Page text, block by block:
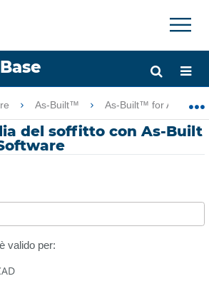
Accesso
×
gerarchia globale
As-Built™ As-Built™ for
del soffitto con As-Built